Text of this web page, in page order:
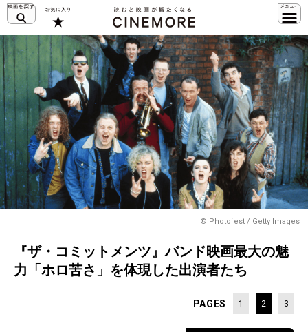
© Photofest / Getty Images
『ザ・コミットメンツ』バンド映画最大の魅
力「ホロ苦さ」を体現した出演者たち
PAGES 1 2 3